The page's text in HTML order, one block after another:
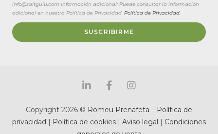
info@saltguiu.com Información adicional: Puede consultar la información
adicional en nuestra Política de Privacidad. Política de Privacidad.
SUSCRIBIRME
Copyright 2026 © Romeu Prenafeta – Política de
privacidad | Política de cookies | Aviso legal | Condiciones